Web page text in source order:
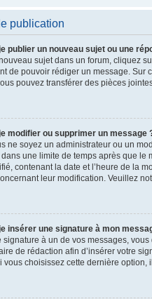
publication
publier un nouveau sujet ou une
sujet dans un forum, cliquez
de pouvoir rédiger un message.
pouvez transférer des pièces
modifier ou supprimer un message
ne soyez un administrateur ou un
une limite de temps après que le
contenant la date et l’heure de la
leur modification. Veuillez
insérer une signature à mon
signature à un de vos messages,
de rédaction afin d’insérer votre
vous choisissez cette dernière